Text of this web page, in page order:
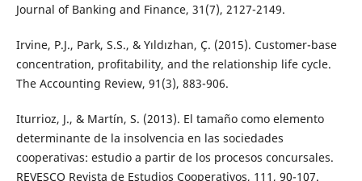
Journal of Banking and Finance, 31(7), 2127-2149.
Irvine, P.J., Park, S.S., & Yıldızhan, Ç. (2015). Customer-base
concentration, profitability, and the relationship life cycle.
The Accounting Review, 91(3), 883-906.
Iturrioz, J., & Martín, S. (2013). El tamaño como elemento
determinante de la insolvencia en las sociedades
cooperativas: estudio a partir de los procesos concursales.
REVESCO Revista de Estudios Cooperativos, 111, 90-107.